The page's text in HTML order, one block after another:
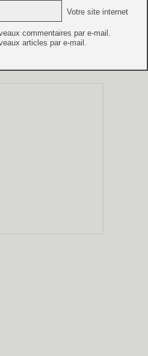
Votre site internet
commentaires par e-mail.
articles par e-mail.